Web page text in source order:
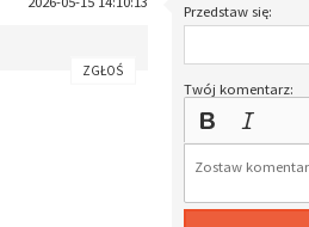
ZGŁOŚ
Przedstaw się:
Twój komentarz: